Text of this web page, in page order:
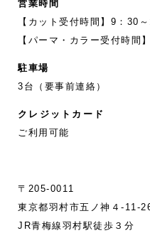
営業時間
【カット受付時間】9：30
【パーマ・カラー受付時間
駐車場
3台（要事前連絡）
クレジットカード
ご利用可能
〒205-0011
東京都羽村市五ノ神４-
JR青梅線羽村駅徒歩３分